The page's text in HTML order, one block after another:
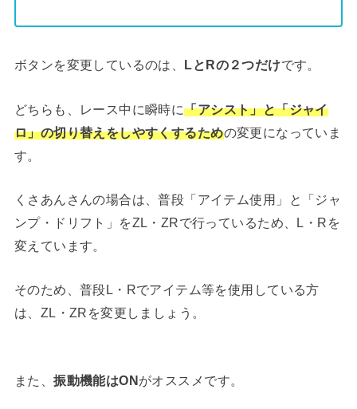
ボタンを変更しているのは、 LとRの２つだけです。
どちらも、レース中に瞬時に「アシスト」と「ジャイ
ロ」の切り替えをしやすくするための変更になっていま
す。
くさあんさんの場合は、普段「アイテム使用」と「ジャ
ンプ・ドリフト」をZL・ZRで行っているため、L・Rを
変えています。
そのため、普段L・Rでアイテム等を使用している方
は、ZL・ZRを変更しましょう。
また、振動機能はONがオススメです。